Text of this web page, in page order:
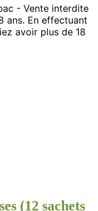
- Vente interdite
ans. En effectuant
avoir plus de 18
(12 sachets